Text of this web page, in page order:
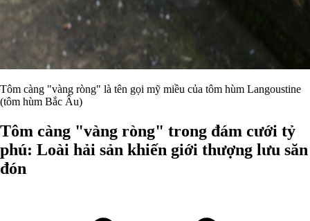
Tôm càng "vàng ròng" là tên gọi mỹ miều của tôm hùm Langoustine
(tôm hùm Bắc Âu)
Tôm càng "vàng ròng" trong đám cưới tỷ
phú: Loài hải sản khiến giới thượng lưu săn
đón